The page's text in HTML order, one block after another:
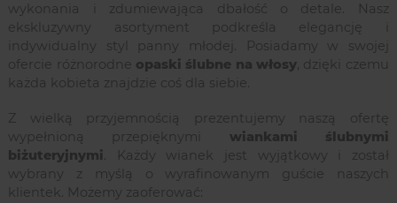
wykonania i zdumiewająca dbałość o detale. Nasz
ekskluzywny asortyment podkreśla elegancję i
indywidualny styl panny młodej. Posiadamy w swojej
ofercie różnorodne opaski ślubne na włosy, dzięki czemu
każda kobieta znajdzie coś dla siebie.
Z wielką przyjemnością prezentujemy naszą ofertę
wypełnioną przepięknymi wiankami ślubnymi
biżuteryjnymi. Każdy wianek jest wyjątkowy i został
wybrany z myślą o wyrafinowanym guście naszych
klientek. Możemy zaoferować: